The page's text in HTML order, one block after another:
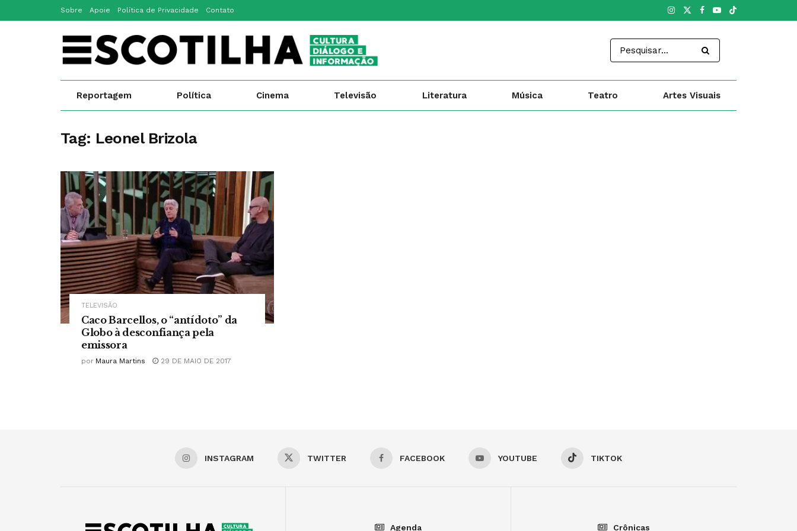
Sobre Apoie Política de Privacidade Contato
Reportagem Política Cinema Televisão Literatura Música Teatro Artes Visuais
Tag: Leonel Brizola
TELEVISÃO
Caco Barcellos, o “antídoto” da
Globo à desconfiança pela
emissora
por Maura Martins 29 DE MAIO DE 2017
INSTAGRAM TWITTER FACEBOOK YOUTUBE TIKTOK
Agenda Crônicas